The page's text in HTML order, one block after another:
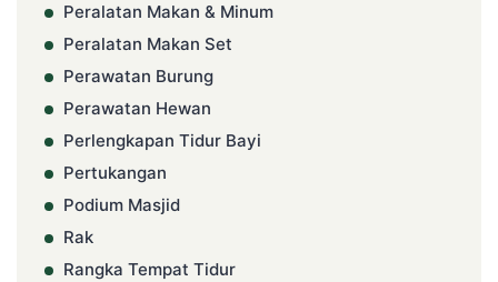
Peralatan Makan & Minum
Peralatan Makan Set
Perawatan Burung
Perawatan Hewan
Perlengkapan Tidur Bayi
Pertukangan
Podium Masjid
Rak
Rangka Tempat Tidur